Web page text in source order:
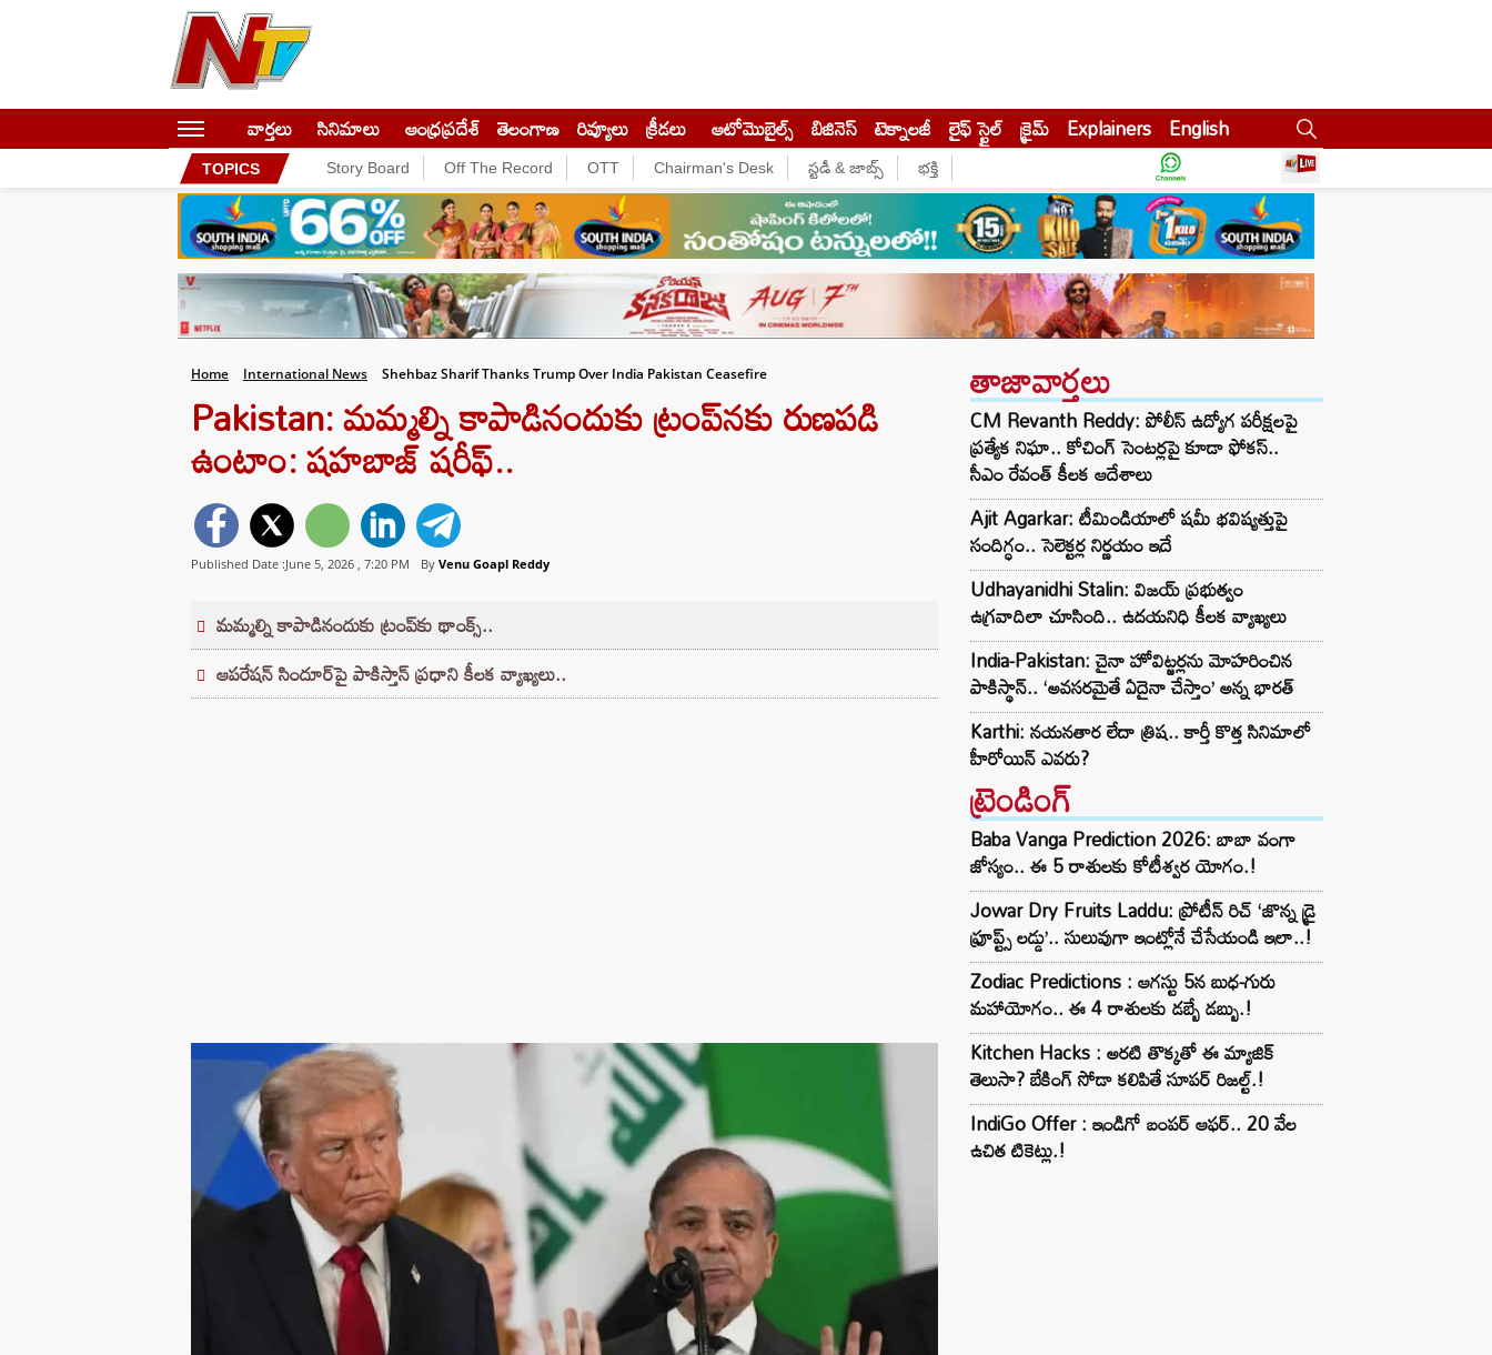
వార్తలు సినిమాలు ఆంధ్రప్రదేశ్ తెలంగాణ రివ్యూలు క్రీడలు ఆటోమొబైల్స్ బిజినెస్‌ టెక్నాలజీ లైఫ్ స్టైల్ క్రైమ్ Explainers English
TOPICS Story Board Off The Record OTT Chairman's Desk స్టడీ & జాబ్స్ భక్తి
Home International News Shehbaz Sharif Thanks Trump Over India Pakistan Ceasefire
Pakistan: మమ్మల్ని కాపాడినందుకు ట్రంప్‌నకు రుణపడి
ఉంటాం: షహబాజ్ షరీఫ్..
Published Date :June 5, 2026 , 7:20 PM By Venu Goapl Reddy
మమ్మల్ని కాపాడినందుకు ట్రంప్‌కు థాంక్స్..
ఆపరేషన్ సిందూర్‌పై పాకిస్తాన్ ప్రధాని కీలక వ్యాఖ్యలు..
తాజావార్తలు
CM Revanth Reddy: పోలీస్ ఉద్యోగ పరీక్షలపై
ప్రత్యేక నిఘా.. కోచింగ్ సెంటర్లపై కూడా ఫోకస్..
సీఎం రేవంత్ కీలక ఆదేశాలు
Ajit Agarkar: టీమిండియాలో షమీ భవిష్యత్తుపై
సందిగ్ధం.. సెలెక్టర్ల నిర్ణయం ఇదే
Udhayanidhi Stalin: విజయ్ ప్రభుత్వం
ఉగ్రవాదిలా చూసింది.. ఉదయనిధి కీలక వ్యాఖ్యలు
India-Pakistan: చైనా హోవిట్జర్లను మోహరించిన
పాకిస్థాన్.. ‘అవసరమైతే ఏదైనా చేస్తాం’ అన్న భారత్
Karthi: నయనతార లేదా త్రిష.. కార్తీ కొత్త సినిమాలో
హీరోయిన్ ఎవరు?
ట్రెండింగ్‌
Baba Vanga Prediction 2026: బాబా వంగా
జోస్యం.. ఈ 5 రాశులకు కోటీశ్వర యోగం.!
Jowar Dry Fruits Laddu: ప్రోటీన్ రిచ్ ‘జొన్న డ్రై
ఫ్రూప్ట్స్ లడ్డు’.. సులువుగా ఇంట్లోనే చేసేయండి ఇలా..!
Zodiac Predictions : ఆగస్టు 5న బుధ-గురు
మహాయోగం.. ఈ 4 రాశులకు డబ్బే డబ్బు.!
Kitchen Hacks : అరటి తొక్కతో ఈ మ్యాజిక్
తెలుసా? బేకింగ్ సోడా కలిపితే సూపర్ రిజల్ట్.!
IndiGo Offer : ఇండిగో బంపర్ ఆఫర్.. 20 వేల
ఉచిత టికెట్లు.!